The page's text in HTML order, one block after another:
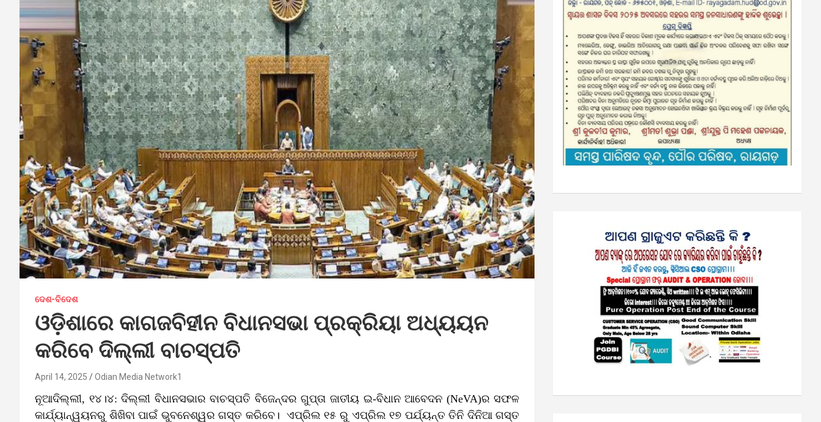
ଦେଶ-ବିଦେଶ
ଓଡ଼ିଶାରେ କାଗଜବିହୀନ ବିଧାନସଭା ପ୍ରକ୍ରିୟା ଅଧ୍ୟୟନ
କରିବେ ଦିଲ୍ଲୀ ବାଚସ୍ପତି
April 14, 2025 Odian Media Network1
ନୂଆଦିଲ୍ଲୀ, ୧୪।୪: ଦିଲ୍ଲୀ ବିଧାନସଭାର ବାଚସ୍ପତି ବିଜେନ୍ଦର ଗୁପ୍ତା ଜାତୀୟ ଇ-ବିଧାନ ଆବେଦନ (NeVA)ର ସଫଳ
କାର୍ଯ୍ୟାନ୍ୱୟନରୁ ଶିଖିବା ପାଇଁ ଭୁବନେଶ୍ୱର ଗସ୍ତ କରିବେ। ଏପ୍ରିଲ ୧୫ ରୁ ଏପ୍ରିଲ ୧୭ ପର୍ଯ୍ୟନ୍ତ ତିନି ଦିନିଆ ଗସ୍ତ